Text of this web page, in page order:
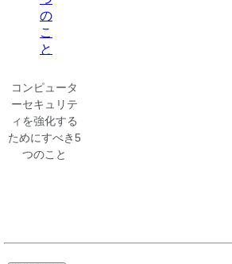
コンピュータ
ーセキュリテ
ィを強化する
ためにすべき5
つのこと